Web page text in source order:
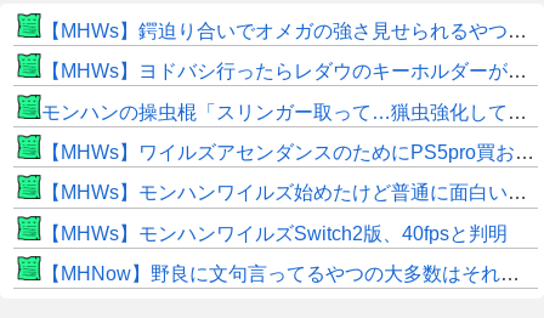
【MHWs】鍔迫り合いでオメガの強さ見せられるやつ一番すき
【MHWs】ヨドバシ行ったらレダウのキーホルダーが100円で売ってて草
モンハンの操虫棍「スリンガー取って…猟虫強化して…エキス取って… よし、戦うぞ」←これ
【MHWs】ワイルズアセンダンスのためにPS5pro買おうとしたら転売価格ばかりじゃねーか
【MHWs】モンハンワイルズ始めたけど普通に面白いじゃん
【MHWs】モンハンワイルズSwitch2版、40fpsと判明
【MHNow】野良に文句言ってるやつの大多数はそれしてないだけの雑魚だから聞く耳持つだけムダよ